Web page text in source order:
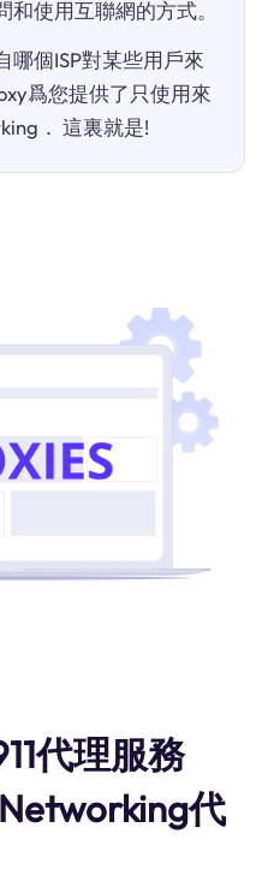
使用互聯網的方式。
哪個ISP對某些用戶來
爲您提供了只使用來
． 這裏就是!
代理服務
代